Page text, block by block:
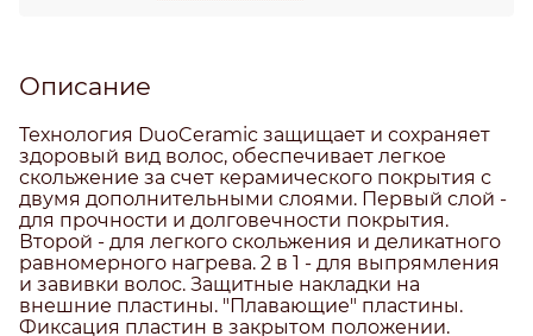
Описание
Технология DuoCeramic защищает и сохраняет
здоровый вид волос, обеспечивает легкое
скольжение за счет керамического покрытия с
двумя дополнительными слоями. Первый слой -
для прочности и долговечности покрытия.
Второй - для легкого скольжения и деликатного
равномерного нагрева. 2 в 1 - для выпрямления
и завивки волос. Защитные накладки на
внешние пластины. "Плавающие" пластины.
Фиксация пластин в закрытом положении.